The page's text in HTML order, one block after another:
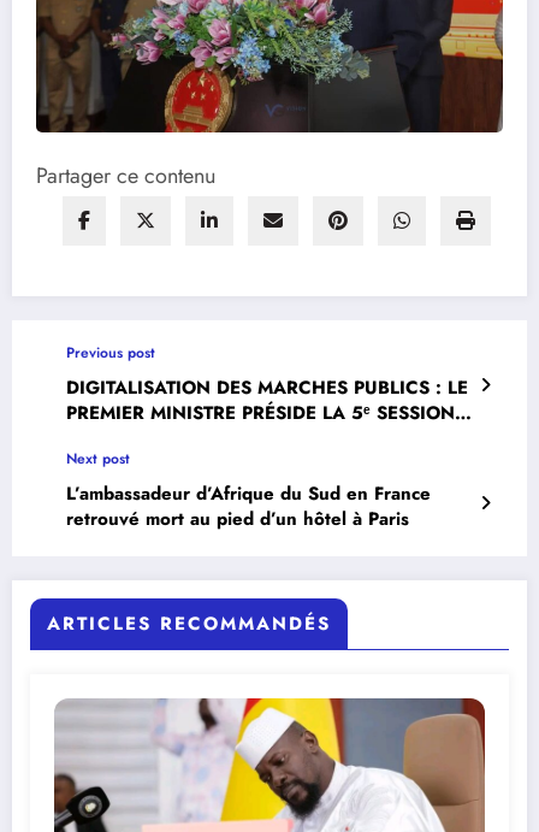
Partager ce contenu
Previous post
DIGITALISATION DES MARCHES PUBLICS : LE
PREMIER MINISTRE PRÉSIDE LA 5ᵉ SESSION
Next post
L’ambassadeur d’Afrique du Sud en France
retrouvé mort au pied d’un hôtel à Paris
ARTICLES RECOMMANDÉS